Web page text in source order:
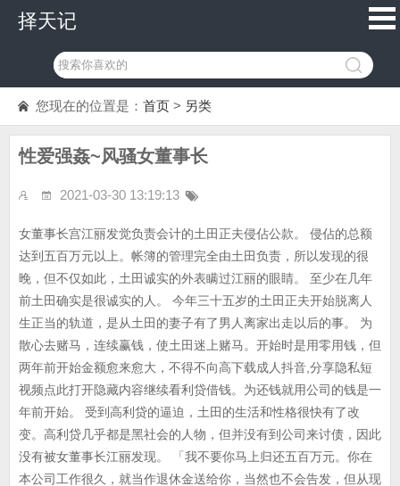
择天记
您现在的位置是： 首页 > 另类
性爱强姦~风骚女董事长
2021-03-30 13:19:13
女董事长宫江丽发觉负责会计的土田正夫侵佔公款。 侵佔的总额
达到五百万元以上。帐簿的管理完全由土田负责，所以发现的很
晚，但不仅如此，土田诚实的外表瞒过江丽的眼睛。 至少在几年
前土田确实是很诚实的人。 今年三十五岁的土田正夫开始脱离人
生正当的轨道，是从土田的妻子有了男人离家出走以后的事。 为
散心去赌马，连续赢钱，使土田迷上赌马。开始时是用零用钱，但
两年前开始金额愈来愈大，不得不向高下载成人抖音,分享隐私短
视频点此打开隐藏内容继续看利贷借钱。为还钱就用公司的钱是一
年前开始。 受到高利贷的逼迫，土田的生活和性格很快有了改
变。高利贷几乎都是黑社会的人物，但并没有到公司来讨债，因此
没有被女董事长江丽发现。 「我不要你马上归还五百万元。你在
本公司工作很久，就当作退休金送给你，当然也不会告发，但从现